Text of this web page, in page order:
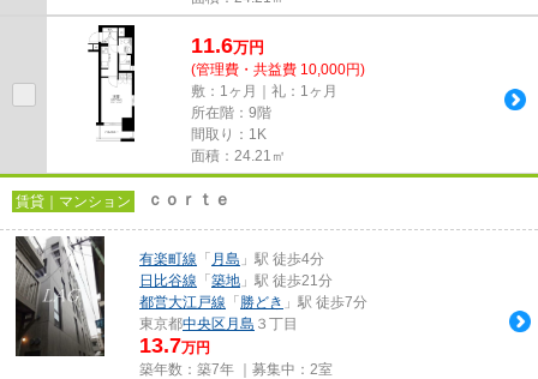
11.6万円
(管理費・共益費 10,000円)
敷：1ヶ月｜礼：1ヶ月
所在階：9階
間取り：1K
面積：24.21㎡
賃貸｜マンション ｃｏｒｔｅ
有楽町線 「 月島 」駅 徒歩4分
日比谷線 「 築地 」駅 徒歩21分
都営大江戸線 「 勝どき 」駅 徒歩7分
東京都中央区 月島 ３丁目
13.7万円
築年数：築7年 ｜募集中： 2室